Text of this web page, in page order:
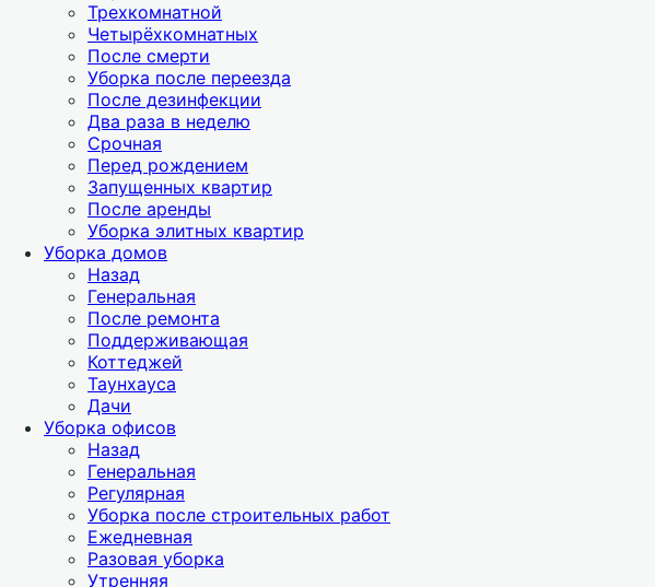
Трехкомнатной
Четырёхкомнатных
После смерти
Уборка после переезда
После дезинфекции
Два раза в неделю
Срочная
Перед рождением
Запущенных квартир
После аренды
Уборка элитных квартир
Уборка домов
Назад
Генеральная
После ремонта
Поддерживающая
Коттеджей
Таунхауса
Дачи
Уборка офисов
Назад
Генеральная
Регулярная
Уборка после строительных работ
Ежедневная
Разовая уборка
Утренняя